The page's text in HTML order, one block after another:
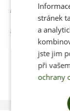
Jenon Leather
750 Kč
stránek
a
jste jim
při
ochrany